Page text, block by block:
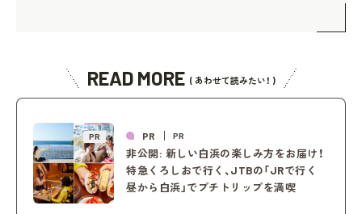
READ MORE ( あわせて読みたい！ )
PR PR PR
非公開: 新しい白浜の楽しみ方をお届け！
特急くろしおで行く、JTBの「JRで行く
昼から白浜」でプチトリップを満喫